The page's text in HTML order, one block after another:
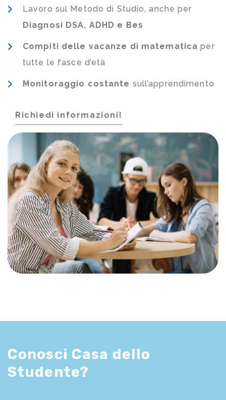
Lavoro sul Metodo di Studio, anche per
Diagnosi DSA, ADHD e Bes
Compiti delle vacanze di matematica per
tutte le fasce d’età
Monitoraggio costante sull’apprendimento
Richiedi informazioni!
Conosci Casa dello
Studente?